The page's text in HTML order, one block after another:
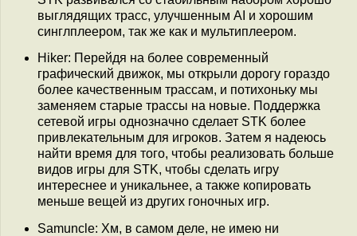
выглядящих трасс, улучшенным AI и хорошим
синглплеером, так же как и мультиплеером.
Hiker: Перейдя на более современный
графический движок, мы открыли дорогу гораздо
более качественным трассам, и потихоньку мы
заменяем старые трассы на новые. Поддержка
сетевой игры однозначно сделает STK более
привлекательным для игроков. Затем я надеюсь
найти время для того, чтобы реализовать больше
видов игры для STK, чтобы сделать игру
интереснее и уникальнее, а также копировать
меньше вещей из других гоночных игр.
Samuncle: Хм, в самом деле, не имею ни